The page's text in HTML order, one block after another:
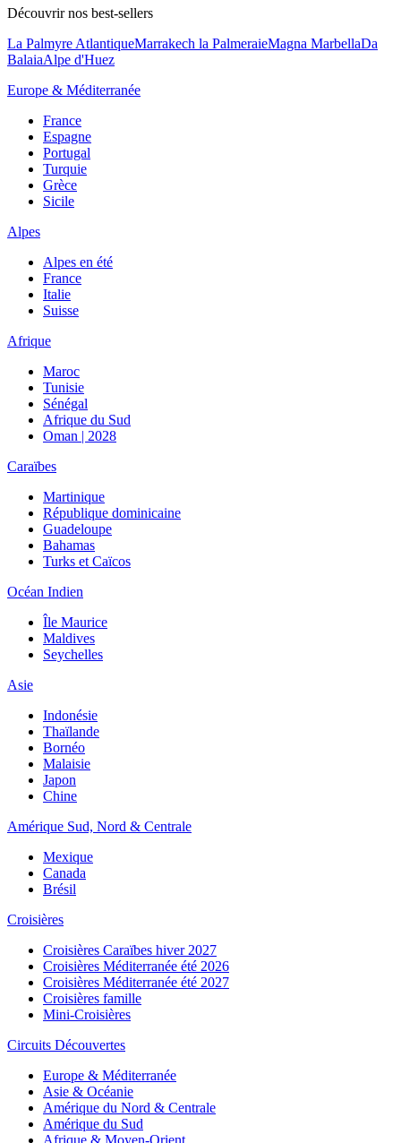
Découvrir nos best-sellers
La Palmyre AtlantiqueMarrakech la PalmeraieMagna MarbellaDa
BalaiaAlpe d'Huez
Europe & Méditerranée
France
Espagne
Portugal
Turquie
Grèce
Sicile
Alpes
Alpes en été
France
Italie
Suisse
Afrique
Maroc
Tunisie
Sénégal
Afrique du Sud
Oman | 2028
Caraïbes
Martinique
République dominicaine
Guadeloupe
Bahamas
Turks et Caïcos
Océan Indien
Île Maurice
Maldives
Seychelles
Asie
Indonésie
Thaïlande
Bornéo
Malaisie
Japon
Chine
Amérique Sud, Nord & Centrale
Mexique
Canada
Brésil
Croisières
Croisières Caraïbes hiver 2027
Croisières Méditerranée été 2026
Croisières Méditerranée été 2027
Croisières famille
Mini-Croisières
Circuits Découvertes
Europe & Méditerranée
Asie & Océanie
Amérique du Nord & Centrale
Amérique du Sud